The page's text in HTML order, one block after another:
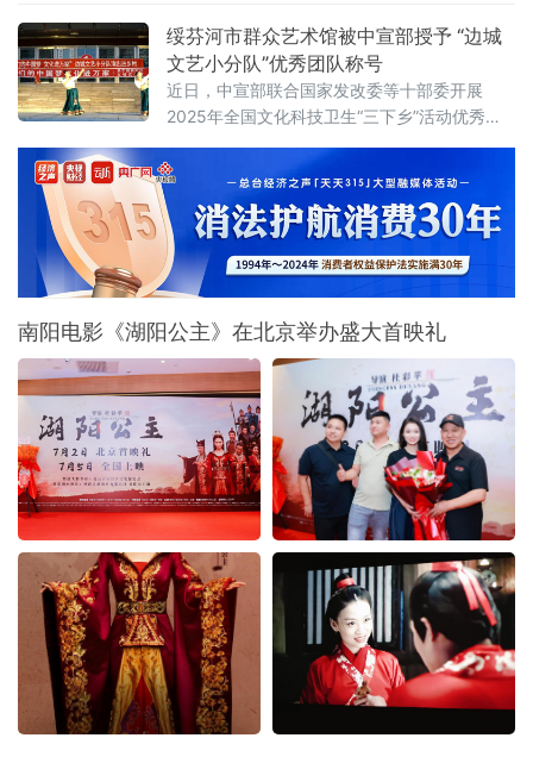
把理论课堂搬上舞台、把道理阐释融入故事，
探索出一条文艺化、场景化、大众化、常态化
的理论宣讲新路径，让党的创新理论真正飞入
寻常百姓家，为推动永定高质量发展凝心聚力
绥芬河市群众艺术馆被中宣部授予 “边城
文艺小分队”优秀团队称号
近日，中宣部联合国家发改委等十部委开展
2025年全国文化科技卫生“三下乡”活动优秀团
优秀团队、100名个人为服务标兵。绥芬河市群
众艺术馆“边城文艺小分队”被评选为优秀团队。
南阳电影《湖阳公主》在北京举办盛大首映礼